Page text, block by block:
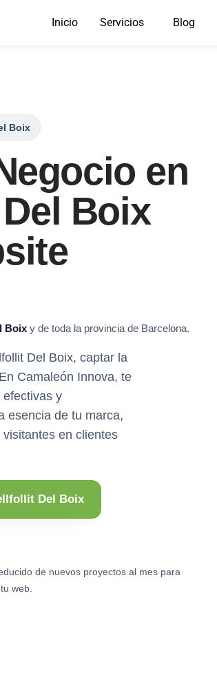
Inicio Servicios Blog
Boix
en
Boix
Boix y de toda la provincia de Barcelona.
Del Boix, captar la
Camaleón Innova, te
y
esencia de tu marca,
en clientes
Del Boix
de nuevos proyectos al mes para
web.